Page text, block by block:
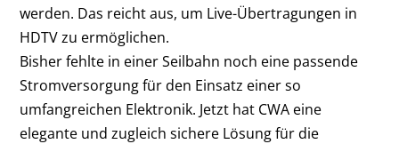
werden. Das reicht aus, um Live-Übertragungen in
HDTV zu ermöglichen.
Bisher fehlte in einer Seilbahn noch eine passende
Stromversorgung für den Einsatz einer so
umfangreichen Elektronik. Jetzt hat CWA eine
elegante und zugleich sichere Lösung für die